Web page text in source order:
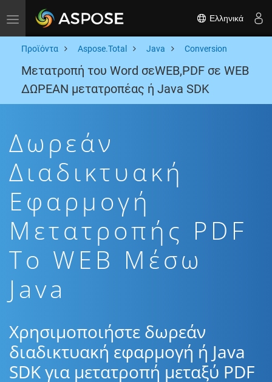
Toggle navigation Ελληνικά
Προϊόντα Aspose.Total Java Conversion
Μετατροπή του Word σεWEB,PDF σε WEB
ΔΩΡΕΑΝ μετατροπέας ή Java SDK
Δωρεάν
Διαδικτυακή
Εφαρμογή
Μετατροπής PDF
To WEB Μέσω
Java
Χρησιμοποιήστε δωρεάν
διαδικτυακή εφαρμογή ή Java
SDK για μετατροπή μεταξύ PDF